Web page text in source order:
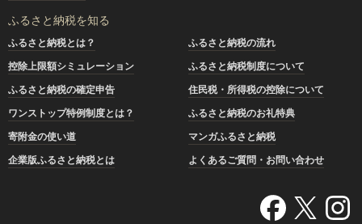
ふるさと納税を知る
ふるさと納税とは？
ふるさと納税の流れ
控除上限額シミュレーション
ふるさと納税制度について
ふるさと納税の確定申告
住民税・所得税の控除について
ワンストップ特例制度とは？
ふるさと納税のお礼特典
寄附金の使い道
マンガふるさと納税
企業版ふるさと納税とは
よくあるご質問・お問い合わせ